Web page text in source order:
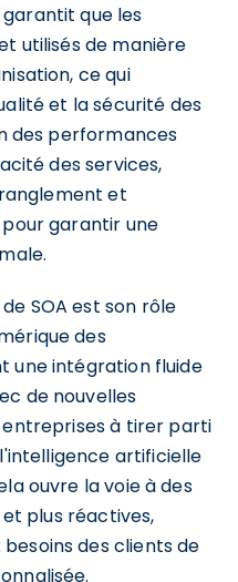
que les
utilisés de manière
ce qui
et la sécurité des
des performances
des services,
et
garantir une
SOA est son rôle
des
une intégration fluide
de nouvelles
entreprises à tirer parti
artificielle
ouvre la voie à des
plus réactives,
des clients de